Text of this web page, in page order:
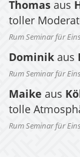
Thomas aus
toller
Rum Seminar für
Dominik aus
Rum Seminar für
Maike aus
tolle
Rum Seminar für